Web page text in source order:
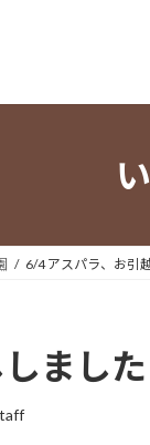
6/4 アスパラ、お引
ました